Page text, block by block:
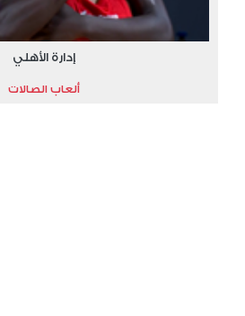
إدارة الأهلي
ألعاب الصالات